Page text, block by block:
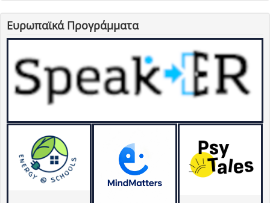
Ευρωπαϊκά Προγράμματα